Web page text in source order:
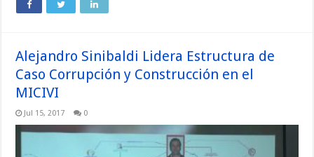
Alejandro Sinibaldi Lidera Estructura de
Caso Corrupción y Construcción en el
MICIVI
Jul 15, 2017 0